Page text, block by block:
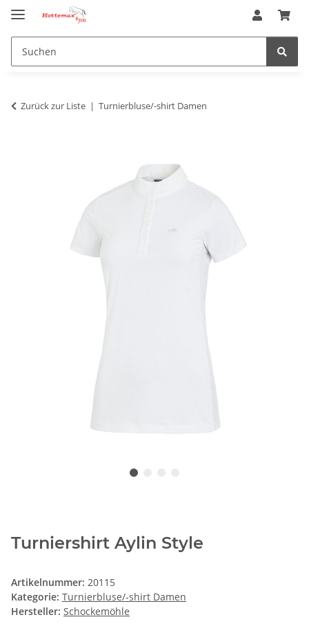
Zurück zur Liste Turnierbluse/-shirt Damen
Turniershirt Aylin Style
Artikelnummer: 20115
Kategorie: Turnierbluse/-shirt Damen
Hersteller: Schockemöhle